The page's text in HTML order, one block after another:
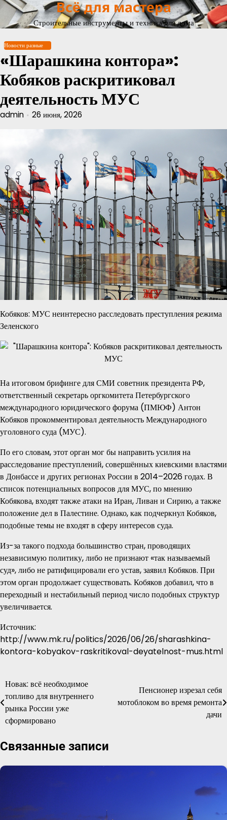
Перейти
содержимому
Всё для мастера
Строительные инструменты и техника для дома
Новости разные
«Шарашкина контора»:
Кобяков раскритиковал
деятельность МУС
admin 26 июня, 2026
Кобяков: МУС неинтересно расследовать преступления режима
Зеленского
На итоговом брифинге для СМИ советник президента РФ,
ответственный секретарь оргкомитета Петербургского
международного юридического форума (ПМЮФ) Антон
Кобяков прокомментировал деятельность Международного
уголовного суда (МУС).
По его словам, этот орган мог бы направить усилия на
расследование преступлений, совершённых киевскими властями
в Донбассе и других регионах России в 2014–2026 годах. В
список потенциальных вопросов для МУС, по мнению
Кобякова, входят также атаки на Иран, Ливан и Сирию, а также
положение дел в Палестине. Однако, как подчеркнул Кобяков,
подобные темы не входят в сферу интересов суда.
Из-за такого подхода большинство стран, проводящих
независимую политику, либо не признают «так называемый
суд», либо не ратифицировали его устав, заявил Кобяков. При
этом орган продолжает существовать. Кобяков добавил, что в
переходный и нестабильный период число подобных структур
увеличивается.
Источник:
http://www.mk.ru/politics/2026/06/26/sharashkina-
kontora-kobyakov-raskritikoval-deyatelnost-mus.html
Навигация
по
записям
Новак: всё необходимое
топливо для внутреннего
рынка России уже
сформировано
Пенсионер изрезал себя
мотоблоком во время ремонта
дачи
Связанные записи